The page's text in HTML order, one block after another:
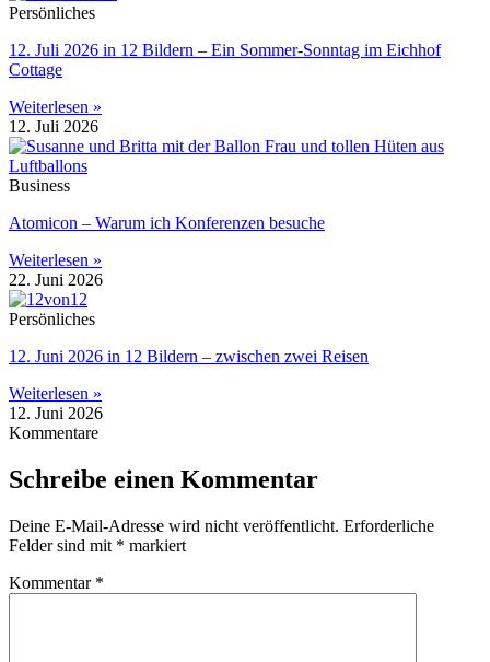
Persönliches
12. Juli 2026 in 12 Bildern – Ein Sommer-Sonntag im Eichhof
Cottage
Weiterlesen »
12. Juli 2026
Business
Atomicon – Warum ich Konferenzen besuche
Weiterlesen »
22. Juni 2026
Persönliches
12. Juni 2026 in 12 Bildern – zwischen zwei Reisen
Weiterlesen »
12. Juni 2026
Kommentare
Schreibe einen Kommentar
Deine E-Mail-Adresse wird nicht veröffentlicht. Erforderliche
Felder sind mit * markiert
Kommentar *